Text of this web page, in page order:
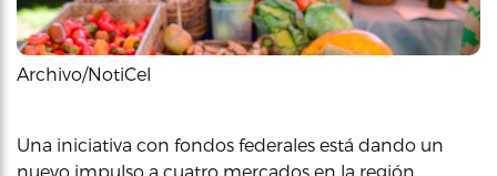
Archivo/NotiCel
Una iniciativa con fondos federales está dando un
nuevo impulso a cuatro mercados en la región